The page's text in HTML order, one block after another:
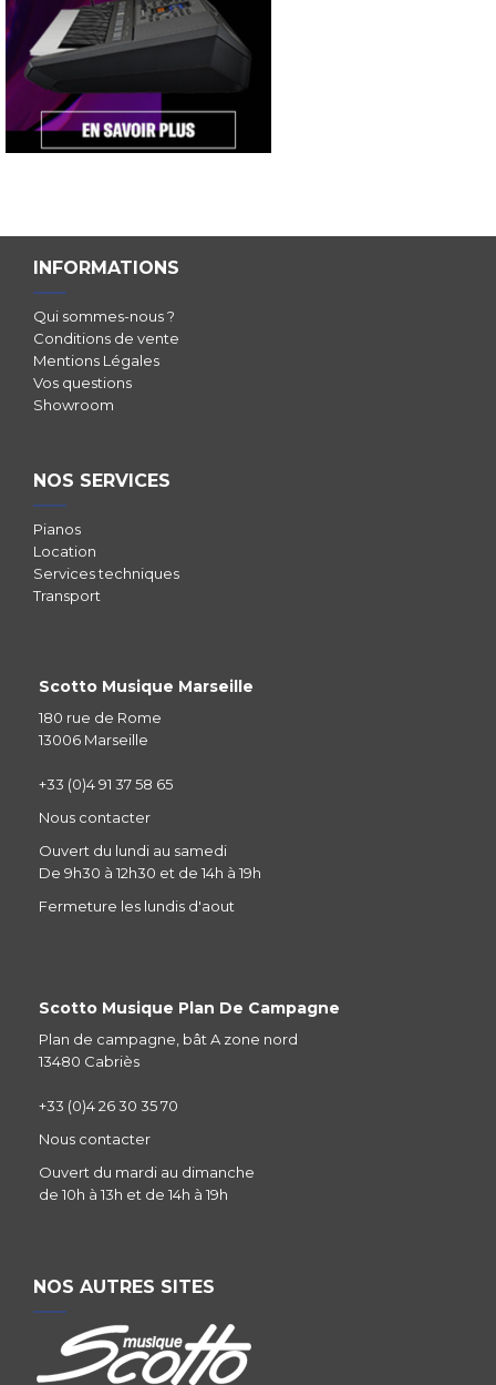
INFORMATIONS
Qui sommes-nous ?
Conditions de vente
Mentions Légales
Vos questions
Showroom
NOS SERVICES
Pianos
Location
Services techniques
Transport
Scotto Musique Marseille
180 rue de Rome
13006 Marseille
+33 (0)4 91 37 58 65
Nous contacter
Ouvert du lundi au samedi
De 9h30 à 12h30 et de 14h à 19h
Fermeture les lundis d'aout
Scotto Musique Plan De Campagne
Plan de campagne, bât A zone nord
13480 Cabriès
+33 (0)4 26 30 35 70
Nous contacter
Ouvert du mardi au dimanche
de 10h à 13h et de 14h à 19h
NOS AUTRES SITES